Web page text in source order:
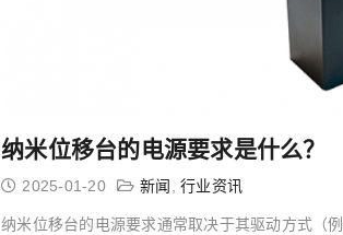
纳米位移台的电源要求是什么？
2025-01-20 新闻 , 行业资讯
纳米位移台的电源要求通常取决于其驱动方式（